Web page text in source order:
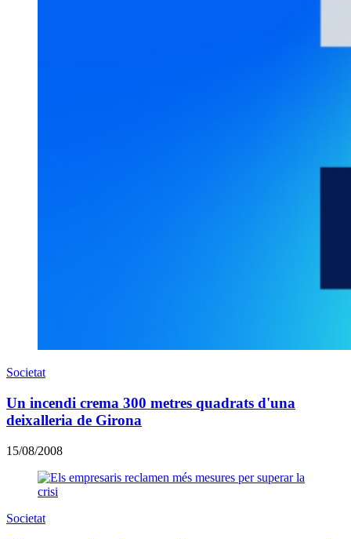
Societat
Un incendi crema 300 metres quadrats d'una
deixalleria de Girona
15/08/2008
Societat